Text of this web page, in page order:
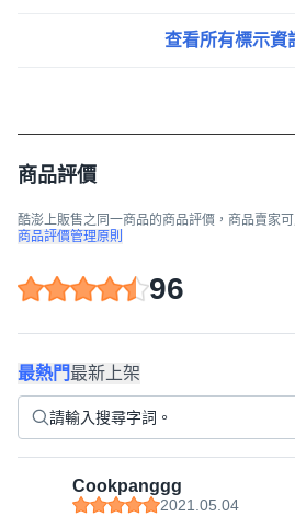
查看所有標示資
商品評價
酷澎上販售之同一商品的商品評價，商品賣家可
商品評價管理原則
96
最熱門最新上架
Cookpanggg
2021.05.04